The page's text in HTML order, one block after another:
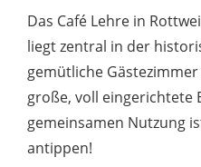
Das Café Lehre in
liegt zentral in der
gemütliche
große, voll eingerichtete
gemeinsamen Nutzung
antippen!